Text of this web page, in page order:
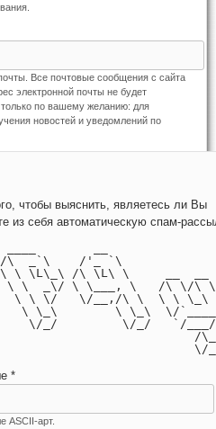
Все почтовые сообщения с сайта
электронной почты не будет
только по вашему желанию: для
новостей и уведомлений по
чтобы выяснить, являетесь ли Вы
из себя автоматическую спам-
/\  _`\    /'_
\ \L\_\ /\ \L\ \     __
\ \  _\/ \ \___, \   /\
\ \ \/   \/__,/\ \  \ \
\ \_\        \ \_\  \/
\/_/         \/_/   `/
/
*
ASCII-арт.